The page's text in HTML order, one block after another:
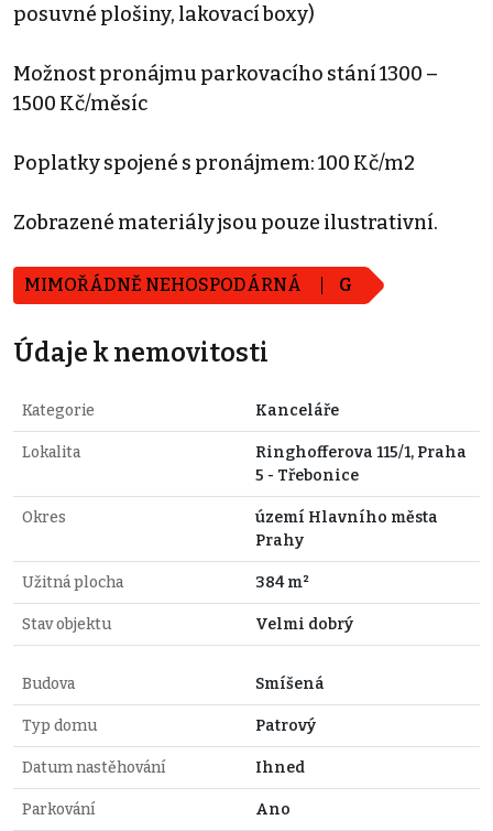
posuvné plošiny, lakovací boxy)
Možnost pronájmu parkovacího stání 1300 –
1500 Kč/měsíc
Poplatky spojené s pronájmem: 100 Kč/m2
Zobrazené materiály jsou pouze ilustrativní.
MIMOŘÁDNĚ NEHOSPODÁRNÁ G
Údaje k nemovitosti
Kategorie Kanceláře
Lokalita
Ringhofferova 115/1, Praha
5 - Třebonice
Okres
území Hlavního města
Prahy
Užitná plocha 384 m²
Stav objektu Velmi dobrý
Budova Smíšená
Typ domu Patrový
Datum nastěhování Ihned
Parkování Ano